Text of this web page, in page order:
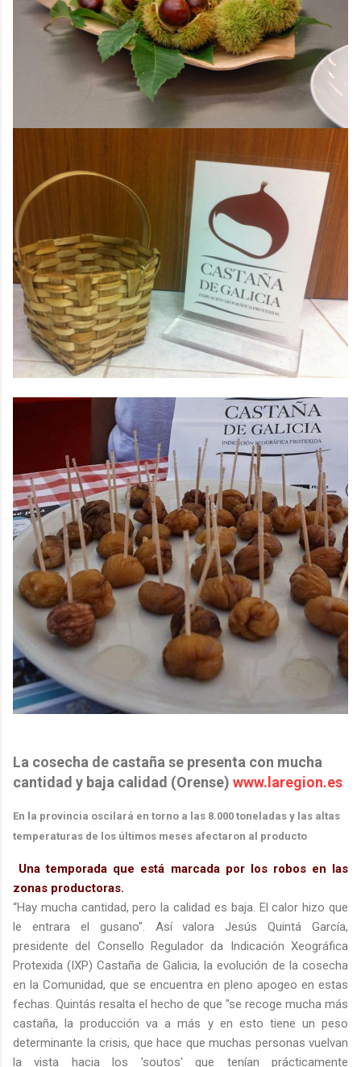
La cosecha de castaña se presenta con mucha
cantidad y baja calidad (Orense) www.laregion.es
En la provincia oscilará en torno a las 8.000 toneladas y las altas
temperaturas de los últimos meses afectaron al producto
Una temporada que está marcada por los robos en las
zonas productoras.
“Hay mucha cantidad, pero la calidad es baja. El calor hizo que
le entrara el gusano". Así valora Jesús Quintá García,
presidente del Consello Regulador da Indicación Xeográfica
Protexida (IXP) Castaña de Galicia, la evolución de la cosecha
en la Comunidad, que se encuentra en pleno apogeo en estas
fechas. Quintás resalta el hecho de que "se recoge mucha más
castaña, la producción va a más y en esto tiene un peso
determinante la crisis, que hace que muchas personas vuelvan
la vista hacia los 'soutos' que tenían prácticamente